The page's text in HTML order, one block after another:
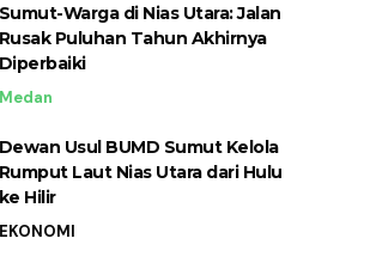
Sumut-Warga di Nias Utara: Jalan
Rusak Puluhan Tahun Akhirnya
Diperbaiki
Medan
Dewan Usul BUMD Sumut Kelola
Rumput Laut Nias Utara dari Hulu
ke Hilir
EKONOMI